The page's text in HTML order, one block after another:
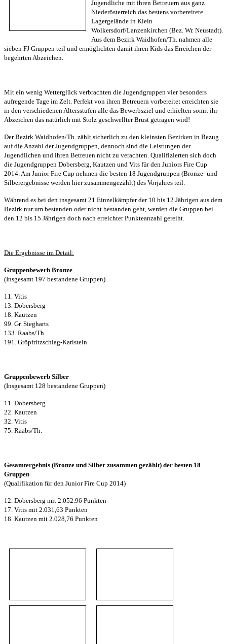
Jugendliche mit ihren Betreuern aus ganz
Niederösterreich das bestens vorbereitete
Lagergelände in Klein
Wolkersdorf/Lanzenkirchen (Bez. Wr. Neustadt).
Aus dem Bezirk Waidhofen/Th. nahmen alle
sieben FJ Gruppen teil und ermöglichten damit ihren Kids das Erreichen der
begehrten Abzeichen.
Mit ein wenig Wetterglück verbrachten die Jugendgruppen vier besonders
aufregende Tage im Zelt. Perfekt von ihren Betreuern vorbereitet erreichten sie
in den verschiedenen Altersstufen alle das Bewerbsziel und erhielten somit ihr
Abzeichen das natürlich mit Stolz geschwellter Brust getragen wird!
Der Bezirk Waidhofen/Th. zählt sicherlich zu den kleinsten Bezirken in Bezug
auf die Anzahl der Jugendgruppen, dennoch sind die Leistungen der
Jugendlichen und ihren Betreuen nicht zu verachten. Qualifizierten sich doch
die Jugendgruppen Dobersberg, Kautzen und Vits für den Juniors Fire Cup
2014. Am Junior Fire Cup nehmen die besten 18 Jugendgruppen (Bronze- und
Silberergebnisse werden hier zusammengezählt) des Vorjahres teil.
Während es bei den insgesamt 21 Einzelkämpfer der 10 bis 12 Jährigen aus dem
Bezirk nur um bestanden oder nicht bestanden geht, werden die Gruppen bei
den 12 bis 15 Jährigen doch nach erreichter Punkteanzahl gereiht.
Die Ergebnisse im Detail:
Gruppenbewerb Bronze
(Insgesamt 197 bestandene Gruppen)
11. Vitis
13. Dobersberg
18. Kautzen
99. Gr. Siegharts
133. Raabs/Th.
191. Gröpfritzschlag-Karlstein
Gruppenbewerb Silber
(Insgesamt 128 bestandene Gruppen)
11. Dobersberg
22. Kautzen
32. Vitis
75. Raabs/Th.
Gesamtergebnis (Bronze und Silber zusammen gezählt) der besten 18
Gruppen
(Qualifikation für den Junior Fire Cup 2014)
12. Dobersberg mit 2.052.96 Punkten
17. Vitis mit 2.031,63 Punkten
18. Kautzen mit 2.028,76 Punkten